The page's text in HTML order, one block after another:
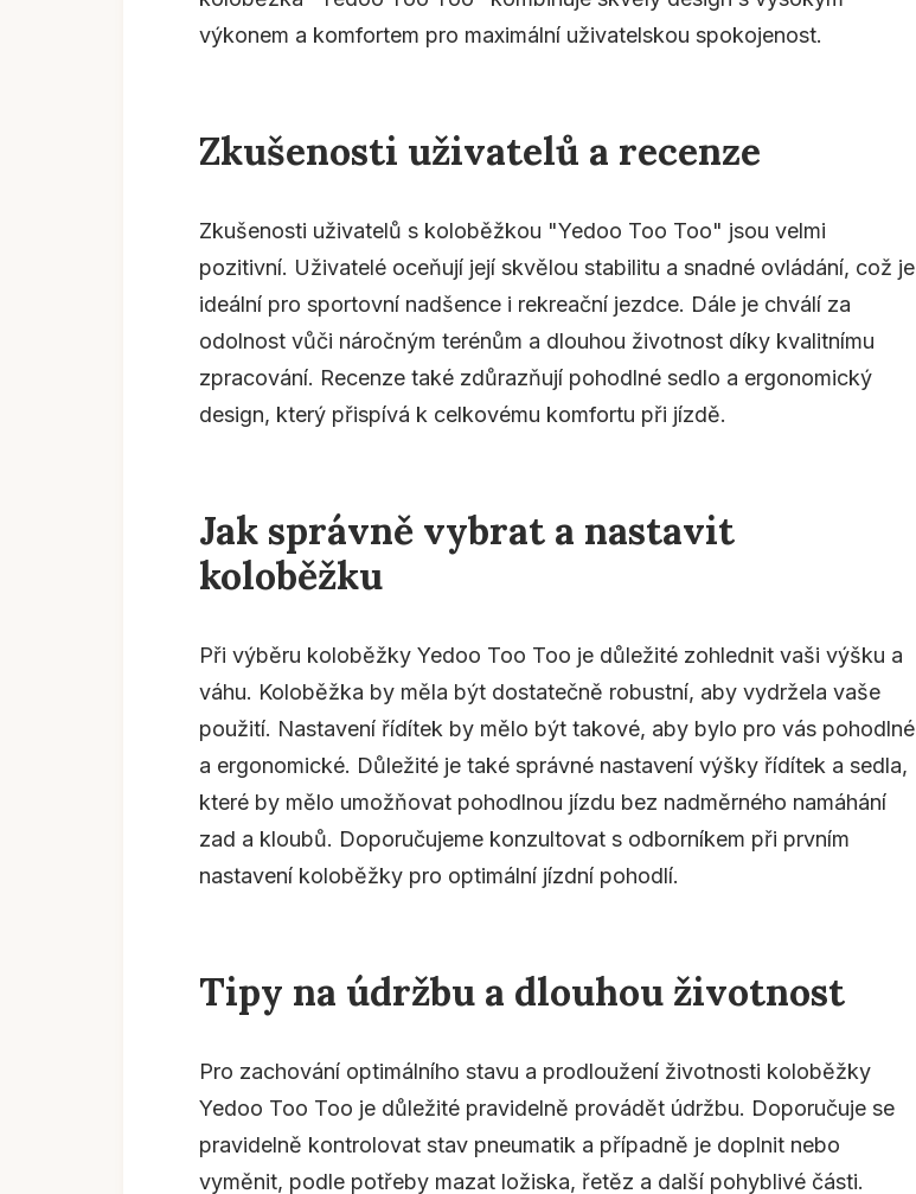
výkonem a komfortem pro maximální uživatelskou spokojenost.
Zkušenosti uživatelů a recenze
Zkušenosti uživatelů s koloběžkou "Yedoo Too Too" jsou velmi
pozitivní. Uživatelé oceňují její skvělou stabilitu a snadné ovládání, což je
ideální pro sportovní nadšence i rekreační jezdce. Dále je chválí za
odolnost vůči náročným terénům a dlouhou životnost díky kvalitnímu
zpracování. Recenze také zdůrazňují pohodlné sedlo a ergonomický
design, který přispívá k celkovému komfortu při jízdě.
Jak správně vybrat a nastavit
koloběžku
Při výběru koloběžky Yedoo Too Too je důležité zohlednit vaši výšku a
váhu. Koloběžka by měla být dostatečně robustní, aby vydržela vaše
použití. Nastavení řídítek by mělo být takové, aby bylo pro vás pohodlné
a ergonomické. Důležité je také správné nastavení výšky řídítek a sedla,
které by mělo umožňovat pohodlnou jízdu bez nadměrného namáhání
zad a kloubů. Doporučujeme konzultovat s odborníkem při prvním
nastavení koloběžky pro optimální jízdní pohodlí.
Tipy na údržbu a dlouhou životnost
Pro zachování optimálního stavu a prodloužení životnosti koloběžky
Yedoo Too Too je důležité pravidelně provádět údržbu. Doporučuje se
pravidelně kontrolovat stav pneumatik a případně je doplnit nebo
vyměnit, podle potřeby mazat ložiska, řetěz a další pohyblivé části.